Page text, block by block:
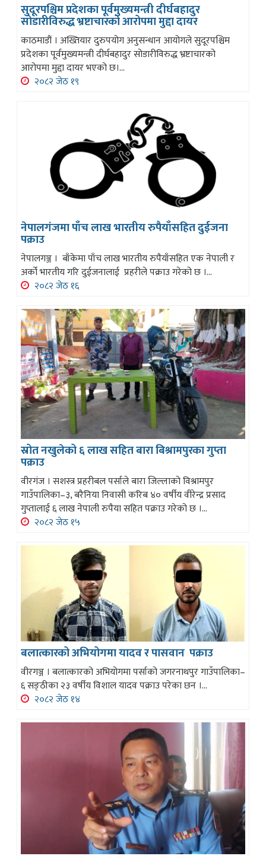
सुदूरपश्चिम प्रदेशका पूर्वमुख्यमन्त्री दीर्घबहादुर
सोडारीविरुद्ध भ्रष्टाचारको आरोपमा मुद्दा दायर
काठमाडौं । अख्तियार दुरुपयोग अनुसन्धान आयोगले सुदूरपश्चिम
प्रदेशका पूर्वमुख्यमन्त्री दीर्घबहादुर सोडारीविरुद्ध भ्रष्टाचारको
आरोपमा मुद्दा दायर भएको छ।...
२०८२ जेठ १९
नेपालगंजमा पाँच लाख भारतीय रुपैयाँसहित दुईजना
पक्राउ
नेपालगञ्ज । बाँकेमा पाँच लाख भारतीय रुपैयाँसहित एक नेपाली र
अर्को भारतीय गरि दुईजनालाई प्रहरीले पक्राउ गरेको छ ।...
२०८२ जेठ १६
स्रोत नखुलेको ६ लाख सहित बारा बिश्रामपुरका गुप्ता
पक्राउ
वीरगंज । सशस्त्र प्रहरीबल पर्साले बारा जिल्लाको विश्रामपुर
गाउँपालिका–३, बरैनिया निवासी करिब ४० वर्षीय वीरेन्द्र प्रसाद
गुप्तालाई ६ लाख नेपाली रुपैया सहित पक्राउ गरेको छ ।...
२०८२ जेठ १५
बलात्कारको अभियोगमा यादव र पासवान पक्राउ
वीरगञ्ज । बलात्कारको अभियोगमा पर्साको जगरनाथपुर गाउँपालिका–
६ सङ्ठीका २३ वर्षीय विशाल यादव पक्राउ परेका छन ।...
२०८२ जेठ १४